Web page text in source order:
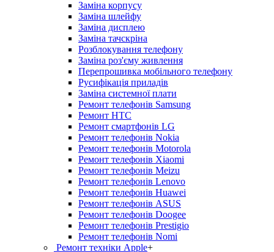
Заміна корпусу
Заміна шлейфу
Заміна дисплею
Заміна тачскріна
Розблокування телефону
Заміна роз'єму живлення
Перепрошивка мобільного телефону
Русифікація приладів
Заміна системної плати
Ремонт телефонів Samsung
Ремонт HTC
Ремонт смартфонів LG
Ремонт телефонів Nokia
Ремонт телефонів Motorola
Ремонт телефонів Xiaomi
Ремонт телефонів Meizu
Ремонт телефонів Lenovo
Ремонт телефонів Huawei
Ремонт телефонів ASUS
Ремонт телефонів Doogee
Ремонт телефонів Prestigio
Ремонт телефонів Nomi
Ремонт техніки Apple+